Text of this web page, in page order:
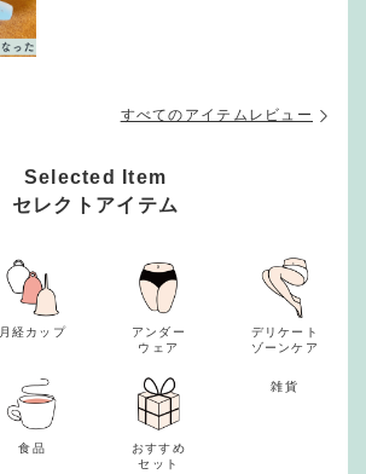
すべてのアイテムレビュー
Selected Item
セレクトアイテム
月経カップ
アンダー
ウェア
デリケート
ゾーンケア
食品
おすすめ
セット
雑貨